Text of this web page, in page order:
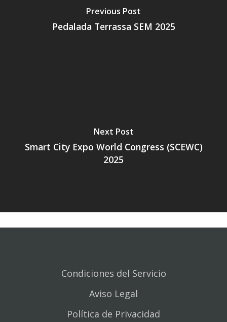
Previous Post
Pedalada Terrassa SEM 2025
Next Post
Smart City Expo World Congress (SCEWC)
2025
Condiciones del Servicio
Aviso Legal
Política de Privacidad